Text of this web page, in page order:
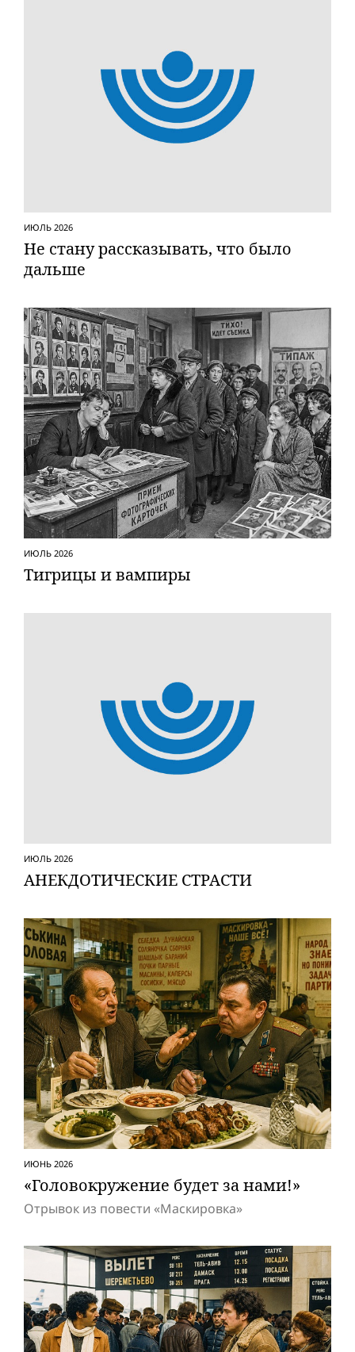
ИЮЛЬ 2026
Не стану рассказывать, что было
дальше
ИЮЛЬ 2026
Тигрицы и вампиры
ИЮЛЬ 2026
АНЕКДОТИЧЕСКИЕ СТРАСТИ
ИЮНЬ 2026
«Головокружение будет за нами!»
Отрывок из повести «Маскировка»